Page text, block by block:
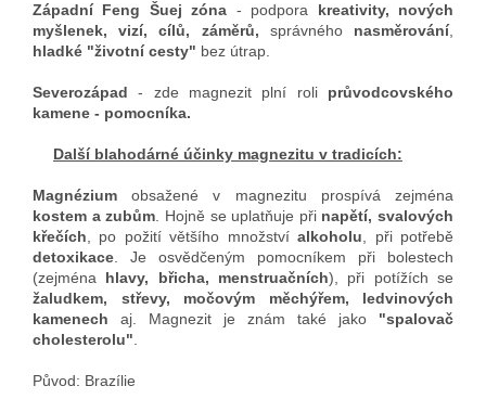
Západní Feng Šuej zóna - podpora kreativity, nových
myšlenek, vizí, cílů, záměrů, správného nasměrování,
hladké "životní cesty" bez útrap.
Severozápad - zde magnezit plní roli průvodcovského
kamene - pomocníka.
Další blahodárné účinky magnezitu v tradicích:
Magnézium obsažené v magnezitu prospívá zejména
kostem a zubům. Hojně se uplatňuje při napětí, svalových
křečích, po požití většího množstvíalkoholu, při potřebě
detoxikace. Je osvědčeným pomocníkem při bolestech
(zejména hlavy, břicha, menstruačních), při potížích se
žaludkem, střevy, močovým měchýřem, ledvinových
kamenech aj. Magnezit je znám také jako "spalovač
cholesterolu".
Původ: Brazílie